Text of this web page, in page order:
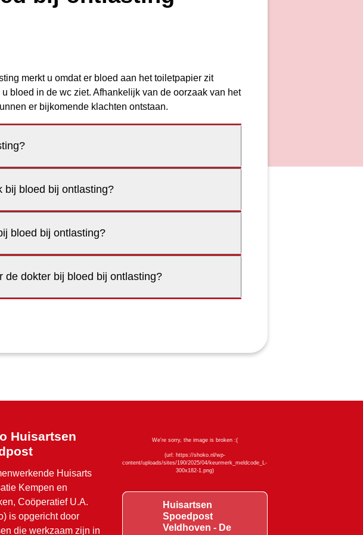
merkt u omdat er bloed aan het toiletpapier zit
bloed in de wc ziet. Afhankelijk van de oorzaak van het
er bijkomende klachten ontstaan.
bij bloed bij ontlasting?
bloed bij ontlasting?
de dokter bij bloed bij ontlasting?
Huisartsen
Huisarts
Kempen en
Coöperatief U.A.
is opgericht door
die werkzaam zijn in
Huisartsen
Spoedpost
Veldhoven - De